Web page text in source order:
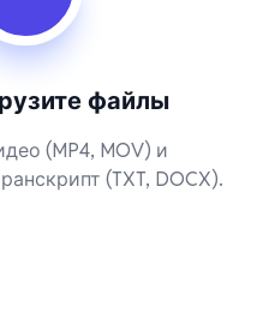
файлы
(MP4, MOV) и
(TXT, DOCX).